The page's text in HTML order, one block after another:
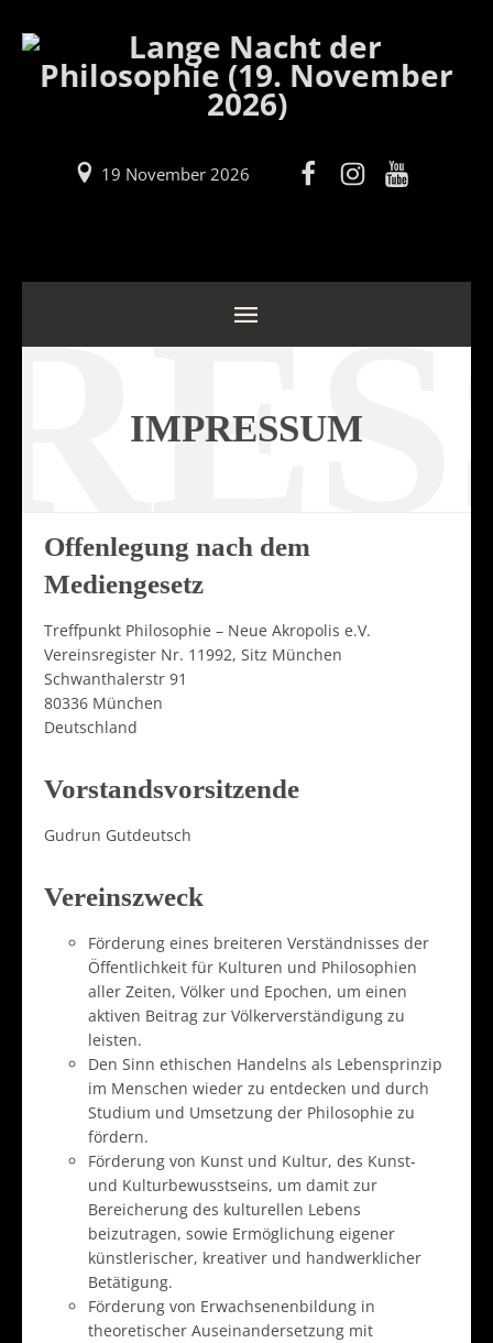
19 November 2026
IMPRESSUM
Offenlegung nach dem
Mediengesetz
Treffpunkt Philosophie – Neue Akropolis e.V.
Vereinsregister Nr. 11992, Sitz München
Schwanthalerstr 91
80336 München
Deutschland
Vorstandsvorsitzende
Gudrun Gutdeutsch
Vereinszweck
Förderung eines breiteren Verständnisses der
Öffentlichkeit für Kulturen und Philosophien
aller Zeiten, Völker und Epochen, um einen
aktiven Beitrag zur Völkerverständigung zu
leisten.
Den Sinn ethischen Handelns als Lebensprinzip
im Menschen wieder zu entdecken und durch
Studium und Umsetzung der Philosophie zu
fördern.
Förderung von Kunst und Kultur, des Kunst-
und Kulturbewusstseins, um damit zur
Bereicherung des kulturellen Lebens
beizutragen, sowie Ermöglichung eigener
künstlerischer, kreativer und handwerklicher
Betätigung.
Förderung von Erwachsenenbildung in
theoretischer Auseinandersetzung mit